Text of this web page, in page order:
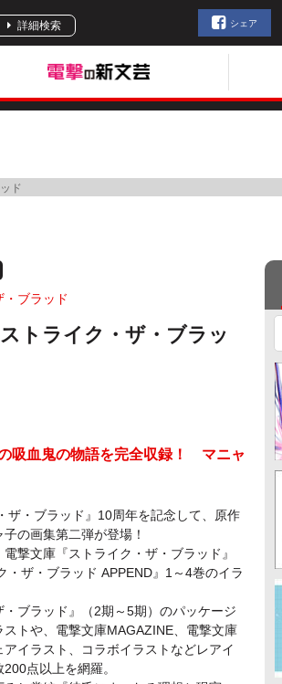
詳細検索 シェア
ド
・ブラッド
トライク・ザ・ブラッ
吸血鬼の物語を完全収録！ マニャ
・ブラッド』10周年を記念して、原作
の画集第二弾が登場！
撃文庫『ストライク・ザ・ブラッド』
・ザ・ブラッド APPEND』1～4巻のイラ
ブラッド』（2期～5期）のパッケージ
トや、電撃文庫MAGAZINE、電撃文庫
イラスト、コラボイラストなどレアイ
点以上を網羅。